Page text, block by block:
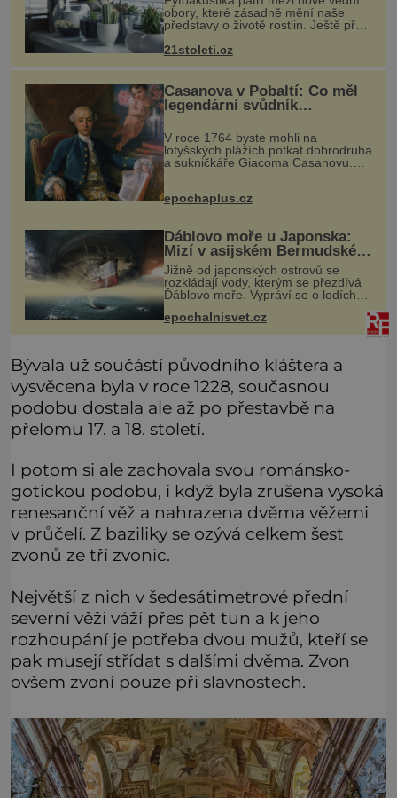
obory, které zásadně mění naše
představy o životě rostlin. Ještě před
několika desetiletími byly rostliny
považovány za tiché a pasivní
21stoleti.cz
Casanova v Pobaltí: Co měl
legendární svůdník
společného se svobodnými
zednáři?
V roce 1764 byste mohli na
lotyšských plážích potkat dobrodruha
a sukničkáře Giacoma Casanovu.
Jeho cesta k Baltskému moři však
pracovní cestou se zištnými úmysly.
epochaplus.cz
Ďáblovo moře u Japonska:
Mizí v asijském Bermudském
trojúhelníku lodě ve spárech
neznámé síly?
Jižně od japonských ostrovů se
rozkládají vody, kterým se přezdívá
Ďáblovo moře. Vypráví se o lodích
mizejících beze stopy, podivných
světlech, zrádných proudech i
mořských dracích, kteří měli tyto ko
epochalnisvet.cz
Bývala už součástí původního kláštera a
vysvěcena byla v roce 1228, současnou
podobu dostala ale až po přestavbě na
přelomu 17. a 18. století.
I potom si ale zachovala svou románsko-
gotickou podobu, i když byla zrušena vysoká
renesanční věž a nahrazena dvěma věžemi
v průčelí. Z baziliky se ozývá celkem šest
zvonů ze tří zvonic.
Největší z nich v šedesátimetrové přední
severní věži váží přes pět tun a k jeho
rozhoupání je potřeba dvou mužů, kteří se
pak musejí střídat s dalšími dvěma. Zvon
ovšem zvoní pouze při slavnostech.